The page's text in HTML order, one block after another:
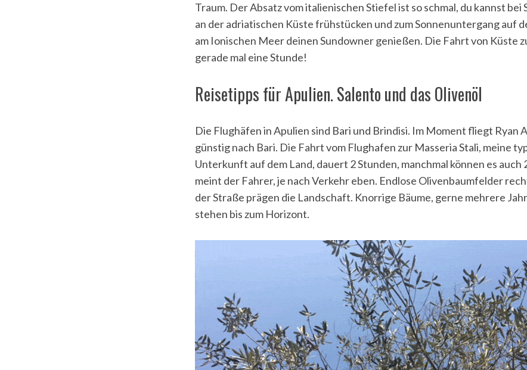
Traum. Der Absatz vom italienischen Stiefel ist so schmal, du kannst bei
an der adriatischen Küste frühstücken und zum Sonnenuntergang auf
am Ionischen Meer deinen Sundowner genießen. Die Fahrt von Küste
gerade mal eine Stunde!
Reisetipps für Apulien. Salento und das Olivenöl
Die Flughäfen in Apulien sind Bari und Brindisi. Im Moment fliegt Ryan
günstig nach Bari. Die Fahrt vom Flughafen zur Masseria Stali, meine
Unterkunft auf dem Land, dauert 2 Stunden, manchmal können es auch
meint der Fahrer, je nach Verkehr eben. Endlose Olivenbaumfelder
der Straße prägen die Landschaft. Knorrige Bäume, gerne mehrere
stehen bis zum Horizont.